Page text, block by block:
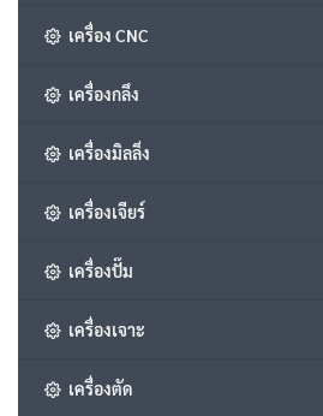
เครื่อง CNC
เครื่องกลึง
เครื่องมิลลิ่ง
เครื่องเจียร์
เครื่องปั๊ม
เครื่องเจาะ
เครื่องตัด